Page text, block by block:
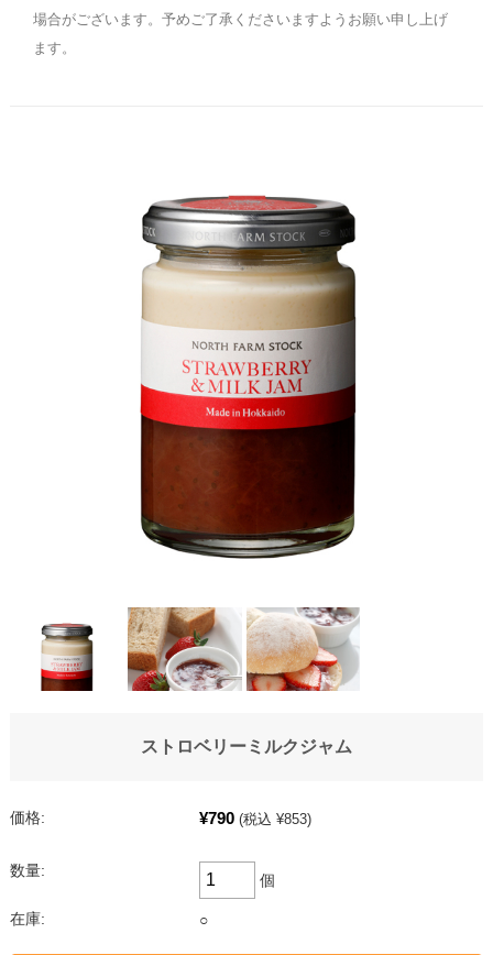
場合がございます。予めご了承くださいますようお願い申し上げ
ます。
ストロベリーミルクジャム
価格: ¥790 (税込 ¥853)
数量:
個
在庫: ○